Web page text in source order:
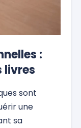
:
livres
sont
une
sa